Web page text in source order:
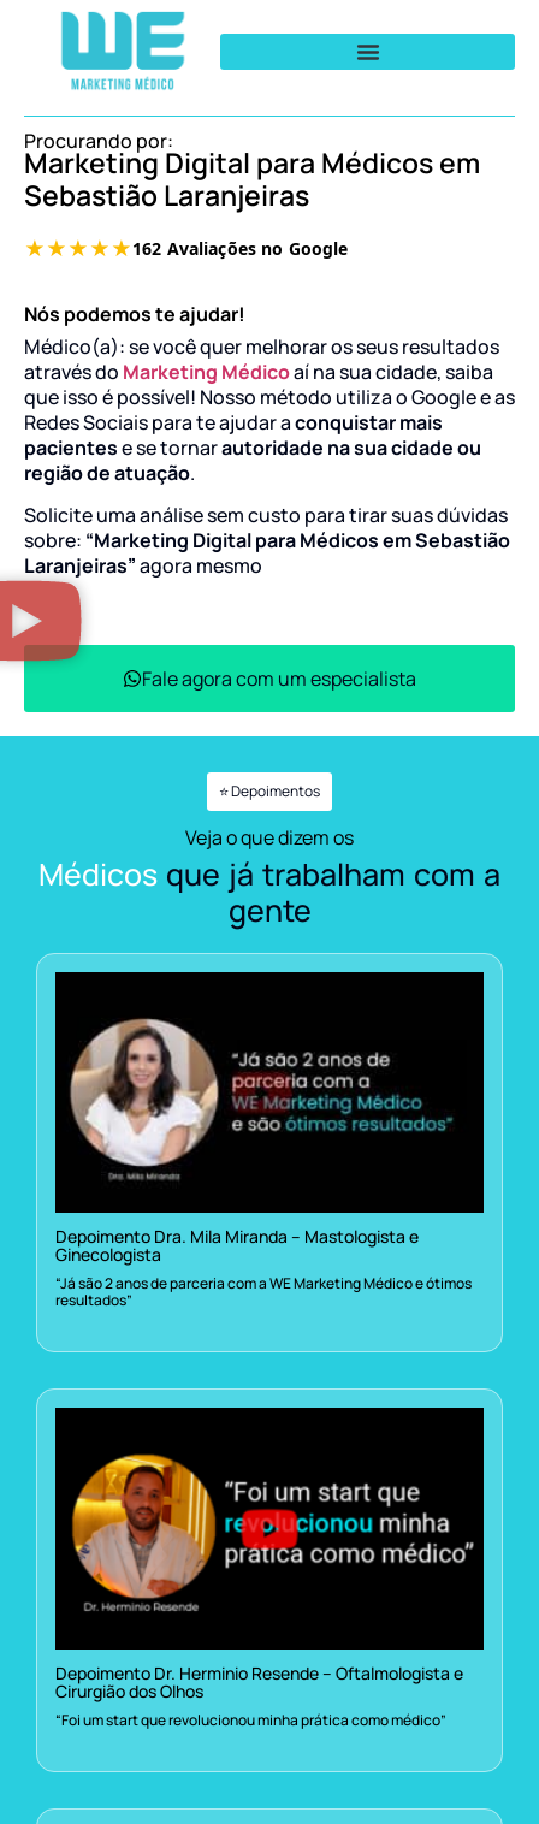
Procurando por:
Marketing Digital para Médicos em
Sebastião Laranjeiras
Nós podemos te ajudar!
Médico(a): se você quer melhorar os seus resultados
através do Marketing Médicoaí na sua cidade, saiba
que isso é possível! Nosso método utiliza o Google e as
Redes Sociais para te ajudar aconquistar mais
pacientese se tornarautoridade na sua cidade ou
região de atuação.
Solicite uma análise sem custo para tirar suas dúvidas
sobre: “Marketing Digital para Médicos em Sebastião
Laranjeiras”agora mesmo
Fale agora com um especialista
⭐ Depoimentos
Veja o que dizem os
Médicos que já trabalham com a
gente
Depoimento Dra. Mila Miranda – Mastologista e
Ginecologista
“Já são 2 anos de parceria com a WE Marketing Médico e ótimos
resultados”
Depoimento Dr. Herminio Resende – Oftalmologista e
Cirurgião dos Olhos
“Foi um start que revolucionou minha prática como médico”